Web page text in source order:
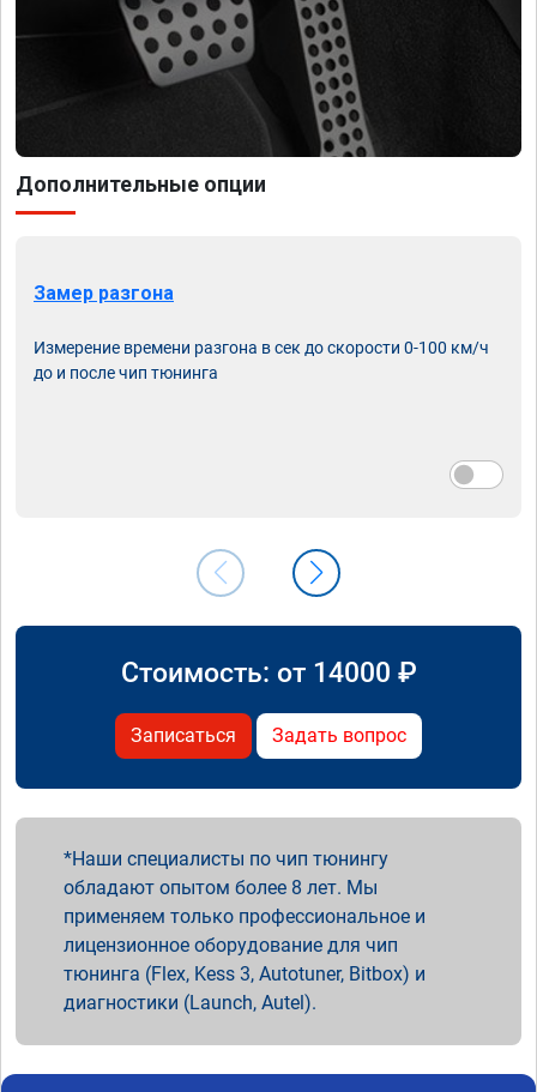
Дополнительные опции
Замер разгона
Измерение времени разгона в сек до скорости 0-100 км/ч
до и после чип тюнинга
Стоимость: от 14000 ₽
Записаться Задать вопрос
Наши специалисты по чип тюнингу
обладают опытом более 8 лет. Мы
применяем только профессиональное и
лицензионное оборудование для чип
тюнинга (Flex, Kess 3, Autotuner, Bitbox) и
диагностики (Launch, Autel).